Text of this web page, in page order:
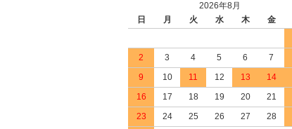
2026年8月
日
月 火 水 木 金
2
3 4 5 6 7
9
10 11 12 13 14
16
17 18 19 20 21
23
24 25 26 27 28